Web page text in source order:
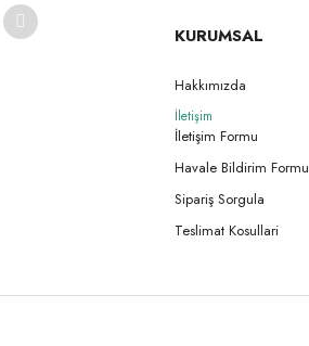
Gönder
KURUMSAL
Hakkımızda
İletişim
İletişim Formu
Havale Bildirim Formu
Sipariş Sorgula
Teslimat Kosullari